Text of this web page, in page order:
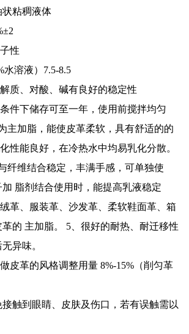
状粘稠液体
性
水溶液）7.5-8.5
质、对酸、碱有良好的稳定性
件下储存可至一年，使用前搅拌均匀
主加脂，能使皮革柔软，具有舒适的的
性能良好，在冷热水中均易乳化分散。
纤维结合稳定，丰满手感，可单独使
加 脂剂结合使用时，能提高乳液稳定
革、服装革、沙发革、柔软鞋面革、箱
革的 主加脂。 5、很好的耐热、耐迁移性
异味。
皮革的风格调整用量 8%-15%（削匀革
接触到眼睛、皮肤及伤口，若有误触需以